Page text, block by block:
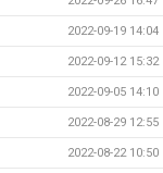
2022-09-19 14:04
2022-09-12 15:32
2022-09-05 14:10
2022-08-29 12:55
2022-08-22 10:50